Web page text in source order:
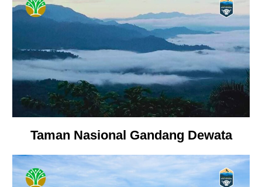
Taman Nasional Gandang Dewata